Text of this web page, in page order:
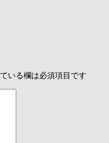
いる欄は必須項目です